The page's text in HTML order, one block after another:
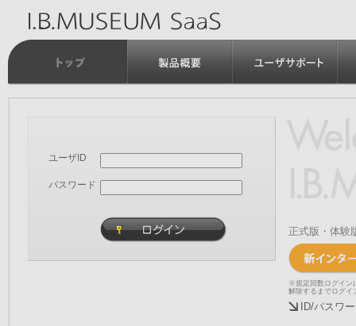
ユーザID
パスワード
正式版・体験
※規定回数ログイン
解除するまでログイ
ID/パスワ